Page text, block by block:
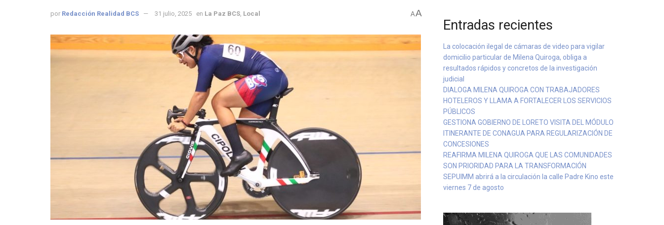
por Redacción Realidad BCS 31 julio, 2025 en La Paz BCS Local AA
Entradas recientes
La colocación ilegal de cámaras de video para vigilar
domicilio particular de Milena Quiroga, obliga a
resultados rápidos y concretos de la investigación
judicial
DIALOGA MILENA QUIROGA CON TRABAJADORES
HOTELEROS Y LLAMA A FORTALECER LOS SERVICIOS
PÚBLICOS
GESTIONA GOBIERNO DE LORETO VISITA DEL MÓDULO
ITINERANTE DE CONAGUA PARA REGULARIZACIÓN DE
CONCESIONES
REAFIRMA MILENA QUIROGA QUE LAS COMUNIDADES
SON PRIORIDAD PARA LA TRANSFORMACIÓN
SEPUIMM abrirá a la circulación la calle Padre Kino este
viernes 7 de agosto